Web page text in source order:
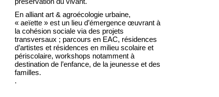
En alliant art & agroécologie urbaine,
« aeïette » est un lieu d’émergence œuvrant à
la cohésion sociale via des projets
transversaux ; parcours en EAC, résidences
d’artistes et résidences en milieu scolaire et
périscolaire, workshops notamment à
destination de l’enfance, de la jeunesse et des
familles.
.